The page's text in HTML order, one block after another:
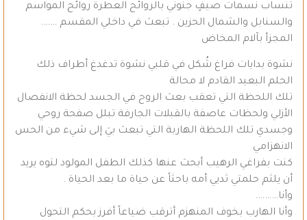
تنساب نسمات صيفٍ جنوني بالروائح العطرة روائح المواسم
والسنابل والشمال الحزين . تبعث في داخلي المقسم …….
المجزأ بآلام المخاض
نشوة بدايات فراغ شُكل في قلبي نشوة تدغدغ أطراف ذلك
الحلم البعيد القادم لا محالة
تلك اللحظة التي تعقب بعث الروح في الجسد لحظة الانفصال
الأزلي ولحظات عاصفة بالقبلات الجارفة تبلل صفحة روحي
وجسدي تلك اللحظة الهاربة التي تبعث بيَ إلى شيء من الحس
الانهزامي
كنت بفراغي الرهيب أبحث عنها كذلك الطفل المولود لتوه يريد
أن يلثم حلمتي ثديي أمه باحثاً عن حياة ما بعد الحياة .
وأنا……….
وأنا الهارب بخوف المنهزم أترقب ضياعاً أفرز بحكم التحول